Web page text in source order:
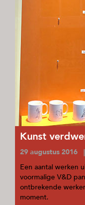
Kunst
29 augustus 2016
Een aantal werken
voormalige V&D
ontbrekende
moment.